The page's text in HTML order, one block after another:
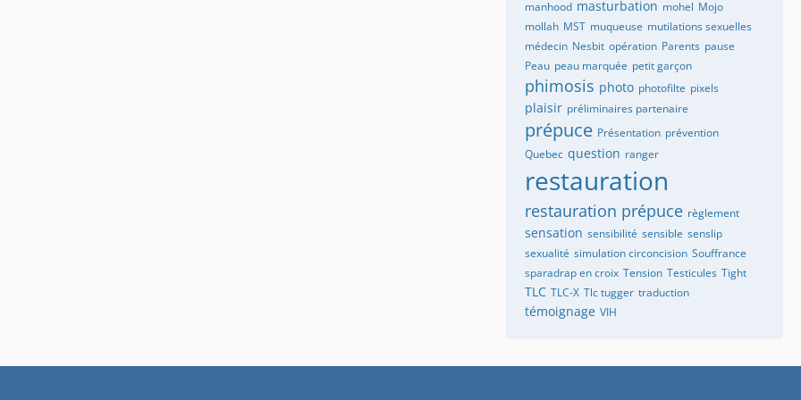
manhood masturbation mohel Mojo
mollah MST muqueuse mutilations sexuelles
médecin Nesbit opération Parents pause
Peau peau marquée petit garçon
phimosis photo photofilte pixels
plaisir préliminaires partenaire
prépuce Présentation prévention
Quebec question ranger
restauration
restauration prépuce règlement
sensation sensibilité sensible senslip
sexualité simulation circoncision Souffrance
sparadrap en croix Tension Testicules Tight
TLC TLC-X Tlc tugger traduction
témoignage VIH